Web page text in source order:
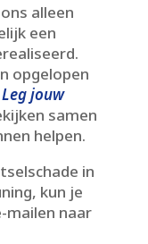
alleen
een
opgelopen
Leg jouw
samen
helpen.​
in
kun je
mailen naar